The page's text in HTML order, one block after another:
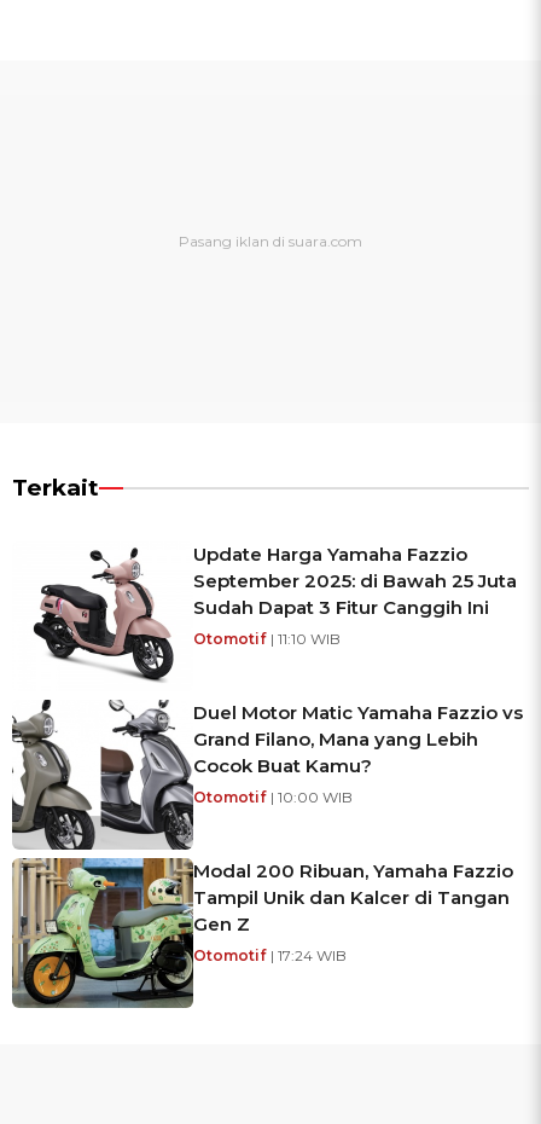
Terkait
Update Harga Yamaha Fazzio
September 2025: di Bawah 25 Juta
Sudah Dapat 3 Fitur Canggih Ini
Otomotif | 11:10 WIB
Duel Motor Matic Yamaha Fazzio vs
Grand Filano, Mana yang Lebih
Cocok Buat Kamu?
Otomotif | 10:00 WIB
Modal 200 Ribuan, Yamaha Fazzio
Tampil Unik dan Kalcer di Tangan
Gen Z
Otomotif | 17:24 WIB